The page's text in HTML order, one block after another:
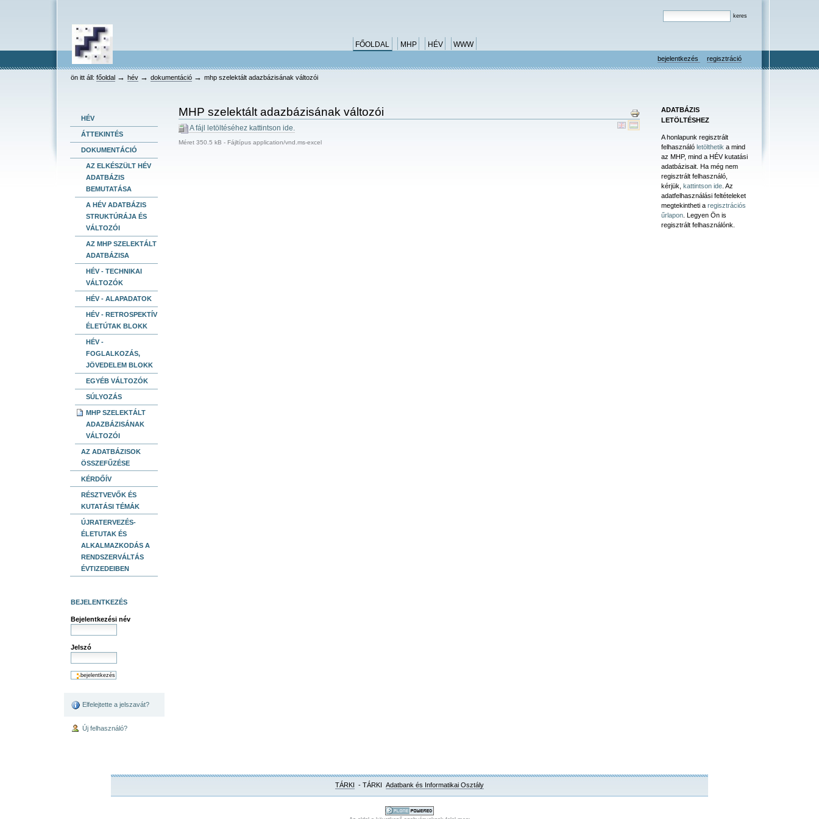
HEV
FŐOLDAL MHP HÉV WWW
bejelentkezés regisztráció
ön itt áll: főoldal → hév → dokumentáció → mhp szelektált adazbázisának változói
HÉV
ÁTTEKINTÉS
DOKUMENTÁCIÓ
AZ ELKÉSZÜLT HÉV
ADATBÁZIS
BEMUTATÁSA
A HÉV ADATBÁZIS
STRUKTÚRÁJA ÉS
VÁLTOZÓI
AZ MHP SZELEKTÁLT
ADATBÁZISA
HÉV - TECHNIKAI
VÁLTOZÓK
HÉV - ALAPADATOK
HÉV - RETROSPEKTÍV
ÉLETÚTAK BLOKK
HÉV -
FOGLALKOZÁS,
JÖVEDELEM BLOKK
EGYÉB VÁLTOZÓK
SÚLYOZÁS
MHP SZELEKTÁLT
ADAZBÁZISÁNAK
VÁLTOZÓI
AZ ADATBÁZISOK
ÖSSZEFŰZÉSE
KÉRDŐÍV
RÉSZTVEVŐK ÉS
KUTATÁSI TÉMÁK
ÚJRATERVEZÉS-
ÉLETUTAK ÉS
ALKALMAZKODÁS A
RENDSZERVÁLTÁS
ÉVTIZEDEIBEN
BEJELENTKEZÉS
Bejelentkezési név
Jelszó
Elfelejtette a jelszavát?
Új felhasználó?
MHP szelektált adazbázisának változói
A fájl letöltéséhez kattintson ide.
Méret 350.5 kB - Fájltípus application/vnd.ms-excel
ADATBÁZIS
LETÖLTÉSHEZ
A honlapunk regisztrált
felhasználó letölthetik a mind
az MHP, mind a HÉV kutatási
adatbázisait. Ha még nem
regisztrált felhasználó,
kérjük, kattintson ide. Az
adatfelhasználási feltételeket
megtekintheti a regisztrációs
űrlapon. Legyen Ön is
regisztrált felhasználónk.
TÁRKI - TÁRKI Adatbank és Informatikai Osztály